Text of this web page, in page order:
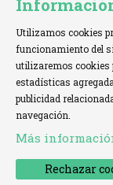
TELÉFONO:
Sitemap | Aviso
Declaración de
Utilizamos cookies
funcionamiento del
utilizaremos cookies
estadísticas
publicidad
navegación.
Más
Rechazar